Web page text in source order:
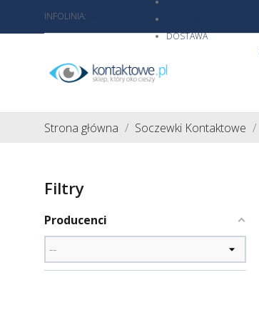
INFOLINIA:
DOSTAWA
Strona główna Soczewki Kontaktowe
Filtry
Producenci